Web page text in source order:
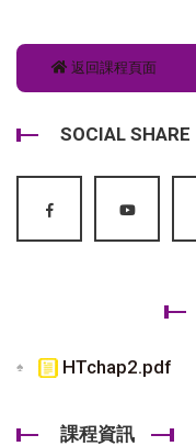
返回課程頁面
SOCIAL SHARE
HTchap2.pdf
課程資訊